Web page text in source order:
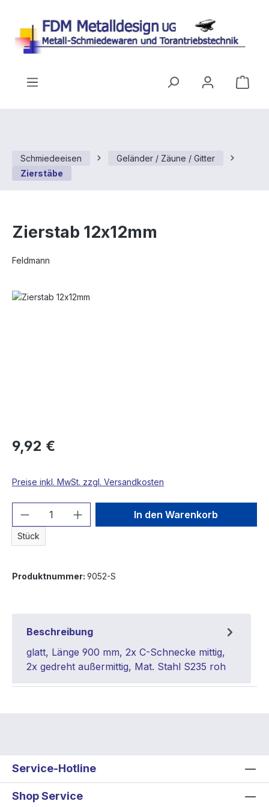
Schmiedeeisen
Geländer / Zäune / Gitter
Zierstäbe
Zierstab 12x12mm
Feldmann
Bildergalerie überspringen
9,92 €
Preise inkl. MwSt. zzgl. Versandkosten
Produkt Anzahl: Gib den
Stück
In den Warenkorb
Produktnummer: 9052-S
Beschreibung
glatt, Länge 900 mm, 2x C-Schnecke mittig,
2x gedreht außermittig, Mat. Stahl S235 roh
Service-Hotline
Shop Service